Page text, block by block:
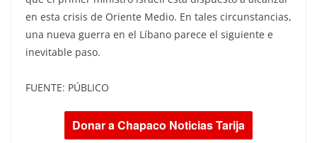
en esta crisis de Oriente Medio. En tales circunstancias,
una nueva guerra en el Líbano parece el siguiente e
inevitable paso.
FUENTE: PÚBLICO